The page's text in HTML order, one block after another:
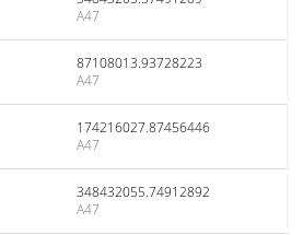
A47
87108013.93728223
A47
174216027.87456446
A47
348432055.74912892
A47